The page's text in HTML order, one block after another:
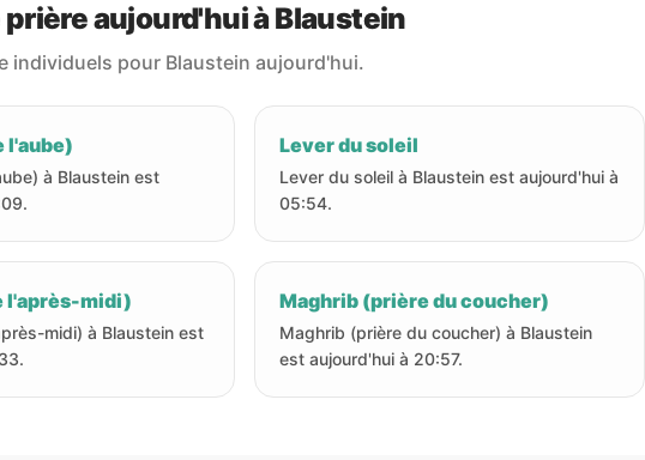
prière aujourd'hui à Blaustein
individuels pour Blaustein aujourd'hui.
l'aube)
à Blaustein est
Lever du soleil
Lever du soleil à Blaustein est aujourd'hui à
05:54.
l'après-midi)
midi) à Blaustein est
Maghrib (prière du coucher)
Maghrib (prière du coucher) à Blaustein
est aujourd'hui à 20:57.